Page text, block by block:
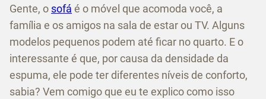
Gente, o sofá é o móvel que acomoda você, a
família e os amigos na sala de estar ou TV. Alguns
modelos pequenos podem até ficar no quarto. E o
interessante é que, por causa da densidade da
espuma, ele pode ter diferentes níveis de conforto,
sabia? Vem comigo que eu te explico como isso